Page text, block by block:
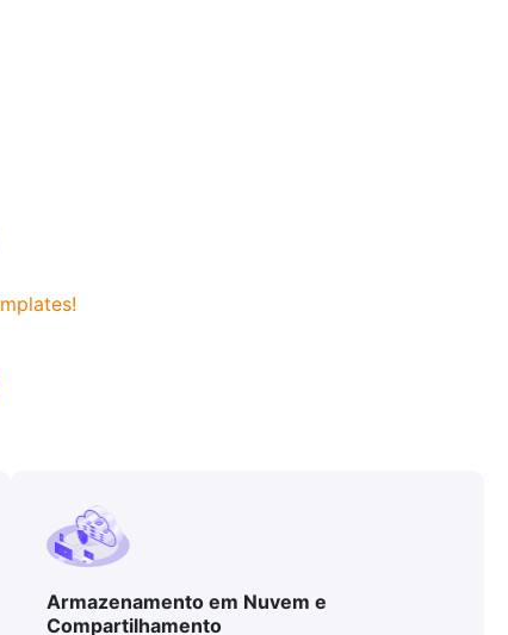
Armazenamento em Nuvem e
Compartilhamento